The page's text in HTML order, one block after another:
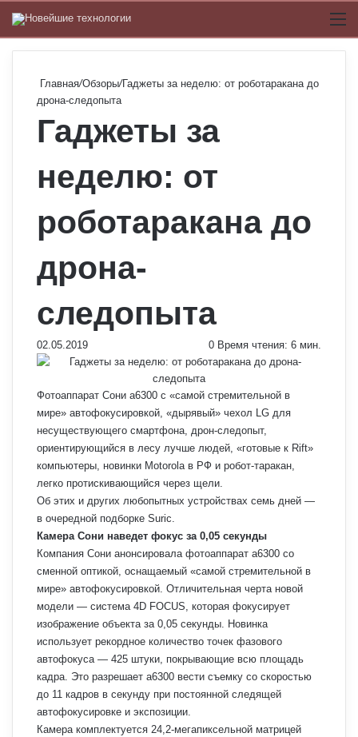
Главная/Обзоры/Гаджеты за неделю: от роботаракана до
дрона-следопыта
Гаджеты за
неделю: от
роботаракана до
дрона-
следопыта
02.05.2019 0 Время чтения: 6 мин.
Фотоаппарат Сони a6300 с «самой стремительной в
мире» автофокусировкой, «дырявый» чехол LG для
несуществующего смартфона, дрон-следопыт,
ориентирующийся в лесу лучше людей, «готовые к Rift»
компьютеры, новинки Motorola в РФ и робот-таракан,
легко протискивающийся через щели.
Об этих и других любопытных устройствах семь дней —
в очередной подборке Suric.
Камера Сони наведет фокус за 0,05 секунды
Компания Сони анонсировала фотоаппарат a6300 со
сменной оптикой, оснащаемый «самой стремительной в
мире» автофокусировкой. Отличительная черта новой
модели — система 4D FOCUS, которая фокусирует
изображение объекта за 0,05 секунды. Новинка
использует рекордное количество точек фазового
автофокуса — 425 штуки, покрывающие всю площадь
кадра. Это разрешает a6300 вести съемку со скоростью
до 11 кадров в секунду при постоянной следящей
автофокусировке и экспозиции.
Камера комплектуется 24,2-мегапиксельной матрицей